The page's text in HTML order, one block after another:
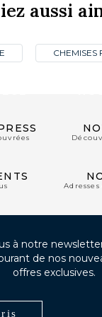
aussi
CHEMISES
à notre
de nos
offres exclusives.